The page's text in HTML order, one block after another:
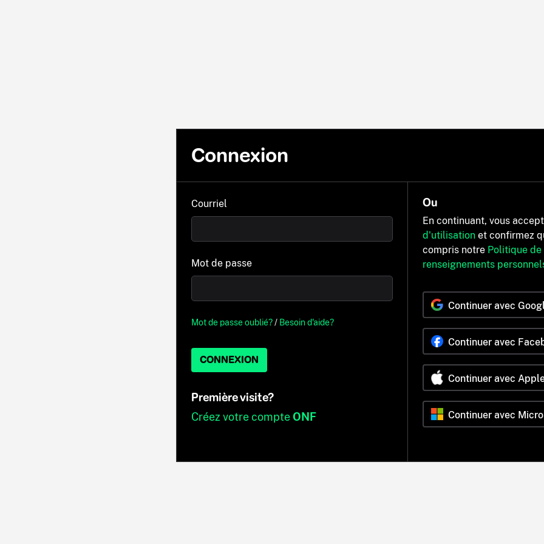
Connexion
Courriel
Mot de passe
Mot de passe oublié?/ Besoin d'aide?
CONNEXION
Première visite?
Créez votre compteONF
Ou
En continuant, vous
d'utilisation et confirmez
compris notre Politique
renseignements
Continuer avec
Continuer avec
Continuer avec
Continuer avec